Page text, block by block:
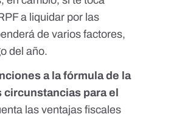
a liquidar por las
de varios factores,
del año.
a la fórmula de la
para el
las ventajas fiscales